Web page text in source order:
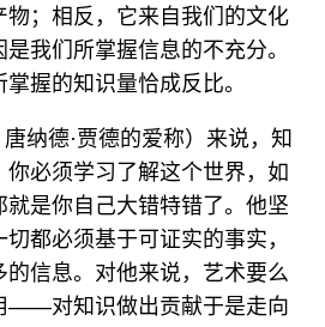
物；相反，它来自我们的文化
我们所掌握信息的不充分。
握的知识量恰成反比。
纳德·贾德的爱称）来说，知
必须学习了解这个世界，如
就是你自己大错特错了。他坚
都必须基于可证实的事实，
的信息。对他来说，艺术要么
——对知识做出贡献于是走向